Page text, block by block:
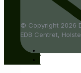
© Copyright 2026
EDB Centret,